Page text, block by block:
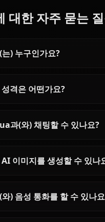
대한 자주 묻는
) 누구인가요?
격은 어떤가요?
과(와) 채팅할 수 있나요?
이미지를 생성할 수 있나
) 음성 통화를 할 수 있나